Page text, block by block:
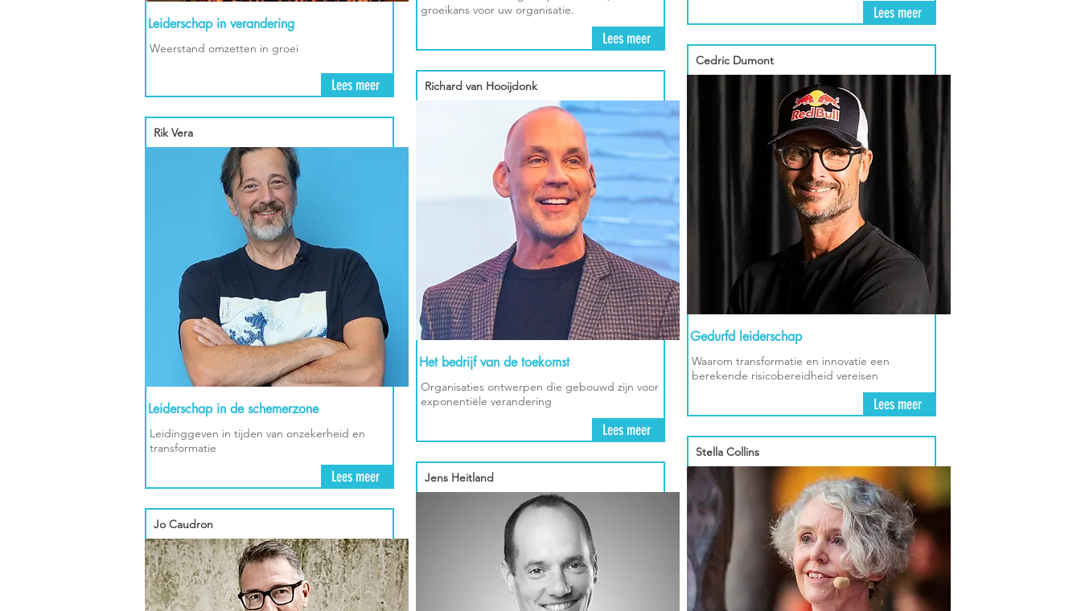
Leiderschap in verandering
Weerstand omzetten in groei
Lees meer
Rik Vera
Leiderschap in de schemerzone
Leidinggeven in tijden van onzekerheid en
transformatie
Lees meer
Jo Caudron
groeikans voor uw organisatie.
Lees meer
Richard van Hooijdonk
Het bedrijf van de toekomst
Organisaties ontwerpen die gebouwd zijn voor
exponentiële verandering
Lees meer
Jens Heitland
Lees meer
Cedric Dumont
Gedurfd leiderschap
Waarom transformatie en innovatie een
berekende risicobereidheid vereisen
Lees meer
Stella Collins